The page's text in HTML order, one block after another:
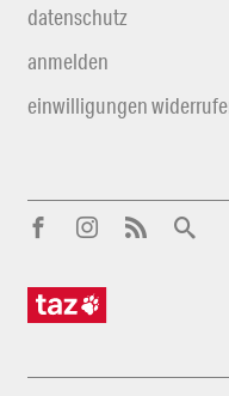
datenschutz
anmelden
einwilligungen